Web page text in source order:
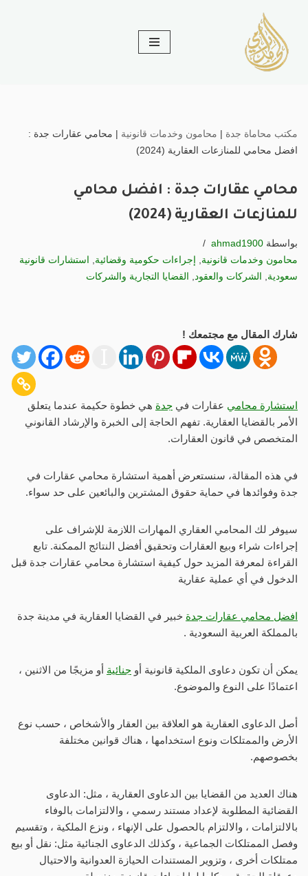
تخطى
إلى
المحتوى
مكتب محاماة جدة | محامون وخدمات قانونية | محامي عقارات جدة :
افضل محامي للمنازعات العقارية (2024)
محامي عقارات جدة : افضل محامي
للمنازعات العقارية (2024)
بواسطة ahmad1900
محامون وخدمات قانونية, إجراءات حكومية وقضائية,
استشارات قانونية
سعودية, الشركات والعقود, القضايا التجارية والشركات
شارك المقال مع مجتمعك !
استشارة محامي عقارات في جدة هي خطوة حكيمة عندما يتعلق
الأمر بالقضايا العقارية. تفهم الحاجة إلى الخبرة والإرشاد القانوني
المتخصص في قانون العقارات.
في هذه المقالة، سنستعرض أهمية استشارة محامي عقارات في
جدة وفوائدها في حماية حقوق المشترين والبائعين على حد سواء.
سيوفر لك المحامي العقاري المهارات اللازمة للإشراف على
إجراءات شراء وبيع العقارات وتحقيق أفضل النتائج الممكنة. تابع
القراءة لمعرفة المزيد حول كيفية استشارة محامي عقارات جدة قبل
الدخول في أي عملية عقارية
افضل محامي عقارات جدة خبير في القضايا العقارية في مدينة جدة
بالمملكة العربية السعودية .
يمكن أن تكون دعاوى الملكية قانونية أو جنائية أو مزيجًا من الاثنين ،
اعتمادًا على النوع والموضوع.
أصل الدعاوى العقارية هو العلاقة بين العقار والأشخاص ، حسب نوع
الأرض والممتلكات ونوع استخدامها ، هناك قوانين مختلفة
بخصوصهم.
هناك العديد من القضايا بين الدعاوى العقارية ، مثل: الدعاوى
القضائية المطلوبة لإعداد مستند رسمي ، والالتزامات بالوفاء
بالالتزامات ، والالتزام بالحصول على الإنهاء ، ونزع الملكية ، وتقسيم
وفصل الممتلكات الجماعية ، وكذلك الدعاوى الجنائية مثل: نقل أو بيع
ممتلكات أخرى ، وتزوير المستندات الحيازة العدوانية والاحتيال